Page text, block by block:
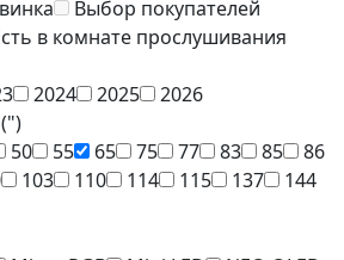
Выбор покупателей
в комнате прослушивания
2024 2025
2026
50 55 65 75 77 83 85
86
103 110 114 115 137
144